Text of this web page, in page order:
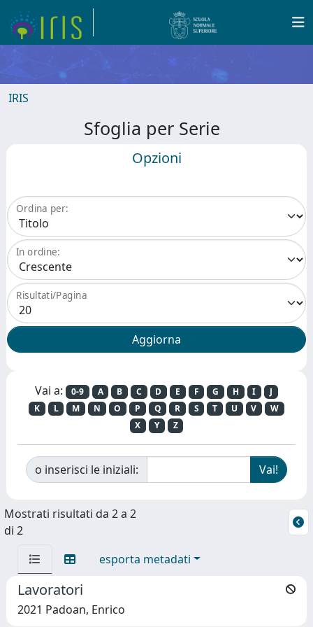
IRIS
Sfoglia per Serie
Opzioni
Ordina per:
In ordine:
Risultati/Pagina
Vai a: 0-9 A B C D E F G H I
J
K
L M N O P Q R S T U V
W
X
Y Z
o inserisci le iniziali:
Mostrati risultati da 2 a 2
di 2
esporta metadati
Lavoratori
2021 Padoan, Enrico